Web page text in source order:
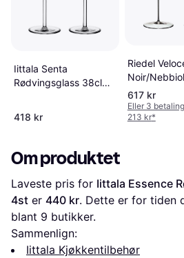
Iittala Senta
Rødvingsglass 38cl
418 kr
Riedel
Noir/
2st
617 kr
Eller 3
213 kr*
Om produktet
Laveste pris for Iittala Essence
4st er 440 kr. Dette er for tiden
blant 9 butikker.
Sammenlign:
Iittala Kjøkkentilbehør